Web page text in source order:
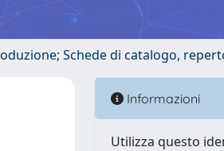
Schede di catalogo,
Informazioni
Utilizza questo